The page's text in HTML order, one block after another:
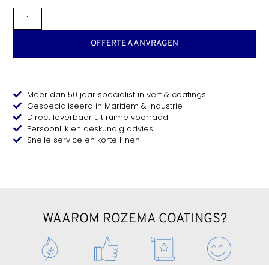
OFFERTE AANVRAGEN
Meer dan 50 jaar specialist in verf & coatings
Gespecialiseerd in Maritiem & Industrie
Direct leverbaar uit ruime voorraad
Persoonlijk en deskundig advies
Snelle service en korte lijnen
WAAROM ROZEMA COATINGS?